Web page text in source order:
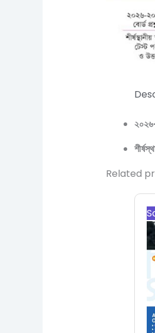
Related